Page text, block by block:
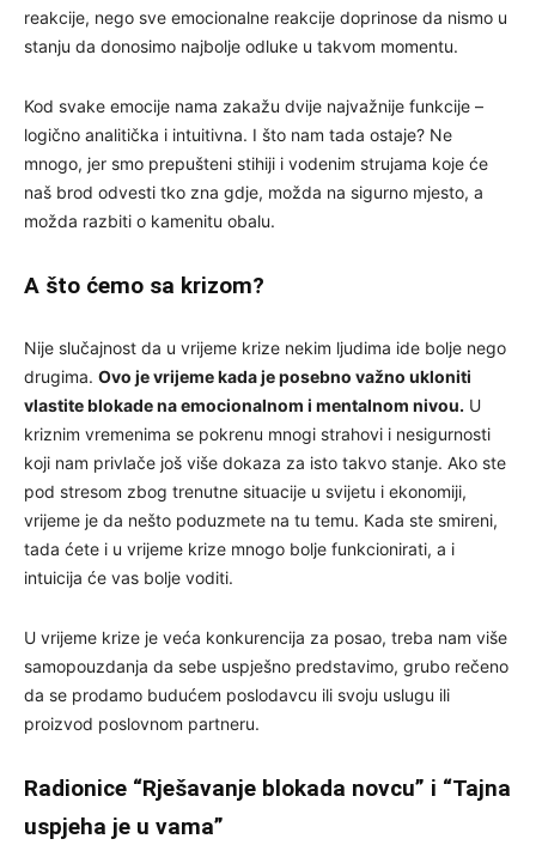
reakcije, nego sve emocionalne reakcije doprinose da nismo u
stanju da donosimo najbolje odluke u takvom momentu.
Kod svake emocije nama zakažu dvije najvažnije funkcije –
logično analitička i intuitivna. I što nam tada ostaje? Ne
mnogo, jer smo prepušteni stihiji i vodenim strujama koje će
naš brod odvesti tko zna gdje, možda na sigurno mjesto, a
možda razbiti o kamenitu obalu.
A što ćemo sa krizom?
Nije slučajnost da u vrijeme krize nekim ljudima ide bolje nego
drugima. Ovo je vrijeme kada je posebno važno ukloniti
vlastite blokade na emocionalnom i mentalnom nivou. U
kriznim vremenima se pokrenu mnogi strahovi i nesigurnosti
koji nam privlače još više dokaza za isto takvo stanje. Ako ste
pod stresom zbog trenutne situacije u svijetu i ekonomiji,
vrijeme je da nešto poduzmete na tu temu. Kada ste smireni,
tada ćete i u vrijeme krize mnogo bolje funkcionirati, a i
intuicija će vas bolje voditi.
U vrijeme krize je veća konkurencija za posao, treba nam više
samopouzdanja da sebe uspješno predstavimo, grubo rečeno
da se prodamo budućem poslodavcu ili svoju uslugu ili
proizvod poslovnom partneru.
Radionice “Rješavanje blokada novcu” i “Tajna
uspjeha je u vama”